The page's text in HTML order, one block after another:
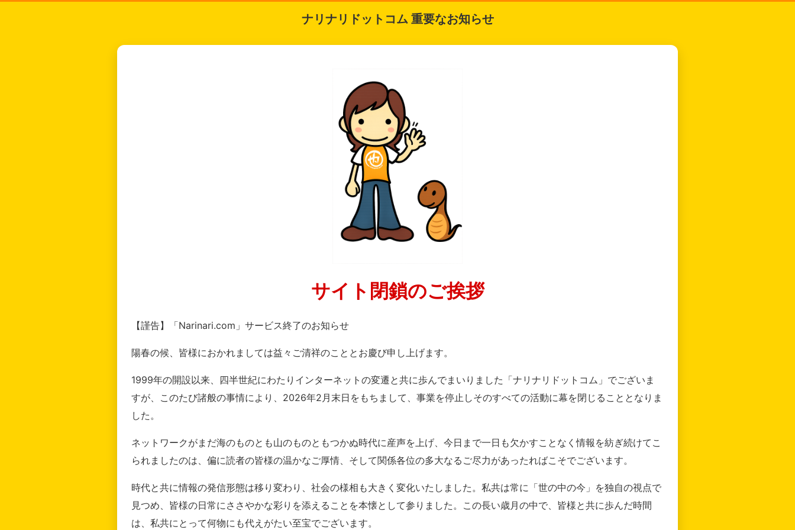
ナリナリドットコム 重要なお知らせ
サイト閉鎖のご挨拶
【謹告】「Narinari.com」サービス終了のお知らせ
陽春の候、皆様におかれましては益々ご清祥のこととお慶び申し上げます。
1999年の開設以来、四半世紀にわたりインターネットの変遷と共に歩んでまいりました「ナリナリドットコム」でございま
すが、このたび諸般の事情により、2026年2月末日をもちまして、事業を停止しそのすべての活動に幕を閉じることとなりま
した。
ネットワークがまだ海のものとも山のものともつかぬ時代に産声を上げ、今日まで一日も欠かすことなく情報を紡ぎ続けてこ
られましたのは、偏に読者の皆様の温かなご厚情、そして関係各位の多大なるご尽力があったればこそでございます。
時代と共に情報の発信形態は移り変わり、社会の様相も大きく変化いたしました。私共は常に「世の中の今」を独自の視点で
見つめ、皆様の日常にささやかな彩りを添えることを本懐として参りました。この長い歳月の中で、皆様と共に歩んだ時間
は、私共にとって何物にも代えがたい至宝でございます。